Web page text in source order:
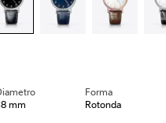
mm
Forma
Rotonda